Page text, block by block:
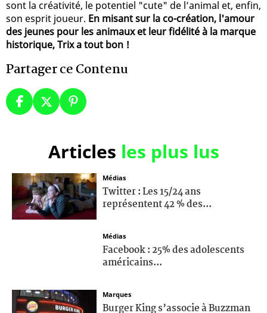
sont la créativité, le potentiel "cute" de l’animal et, enfin,
son esprit joueur. En misant sur la co-création, l'amour
des jeunes pour les animaux et leur fidélité à la marque
historique, Trix a tout bon !
Partager ce Contenu
Articles les plus lus
Médias
Twitter : Les 15/24 ans
représentent 42 % des...
Médias
Facebook : 25% des adolescents
américains...
Marques
Burger King s’associe à Buzzman